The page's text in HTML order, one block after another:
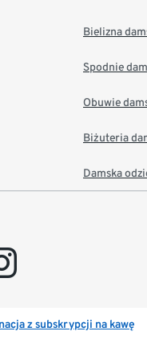
Bielizna
Spodnie
Obuwie
Biżuteria
Damska
z subskrypcji na kawę